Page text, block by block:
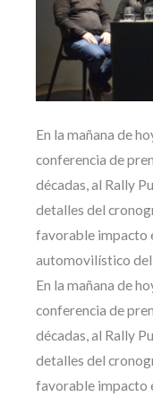
En la mañana de
conferencia de
décadas, al Rally
detalles del
favorable impacto
automovilístico del
En la mañana de
conferencia de
décadas, al Rally
detalles del
favorable impacto